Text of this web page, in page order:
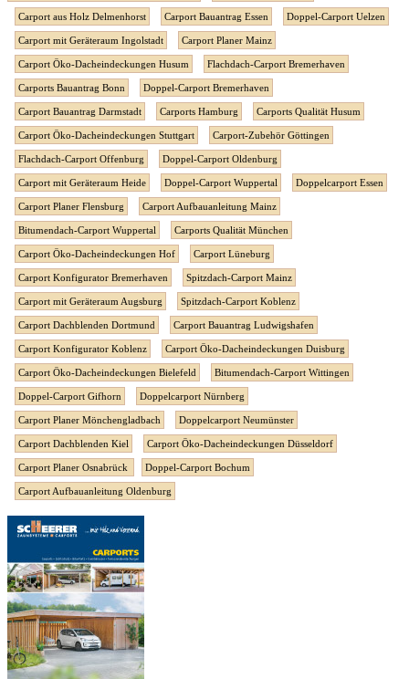
Carport aus Holz Delmenhorst Carport Bauantrag Essen Doppel-Carport Uelzen
Carport mit Geräteraum Ingolstadt Carport Planer Mainz
Carport Öko-Dacheindeckungen Husum Flachdach-Carport Bremerhaven
Carports Bauantrag Bonn Doppel-Carport Bremerhaven
Carport Bauantrag Darmstadt Carports Hamburg Carports Qualität Husum
Carport Öko-Dacheindeckungen Stuttgart Carport-Zubehör Göttingen
Flachdach-Carport Offenburg Doppel-Carport Oldenburg
Carport mit Geräteraum Heide Doppel-Carport Wuppertal Doppelcarport Essen
Carport Planer Flensburg Carport Aufbauanleitung Mainz
Bitumendach-Carport Wuppertal Carports Qualität München
Carport Öko-Dacheindeckungen Hof Carport Lüneburg
Carport Konfigurator Bremerhaven Spitzdach-Carport Mainz
Carport mit Geräteraum Augsburg Spitzdach-Carport Koblenz
Carport Dachblenden Dortmund Carport Bauantrag Ludwigshafen
Carport Konfigurator Koblenz Carport Öko-Dacheindeckungen Duisburg
Carport Öko-Dacheindeckungen Bielefeld Bitumendach-Carport Wittingen
Doppel-Carport Gifhorn Doppelcarport Nürnberg
Carport Planer Mönchengladbach Doppelcarport Neumünster
Carport Dachblenden Kiel Carport Öko-Dacheindeckungen Düsseldorf
Carport Planer Osnabrück Doppel-Carport Bochum
Carport Aufbauanleitung Oldenburg